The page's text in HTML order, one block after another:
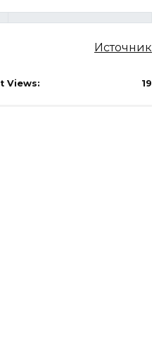
Источник
Views: 19